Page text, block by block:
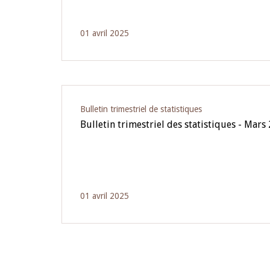
01 avril 2025
Bulletin trimestriel de statistiques
Bulletin trimestriel des statistiques - Mars
01 avril 2025